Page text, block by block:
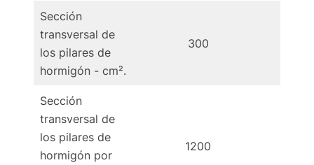
Sección
transversal de
los pilares de
hormigón - cm².
300
Sección
transversal de
los pilares de
hormigón por
1200